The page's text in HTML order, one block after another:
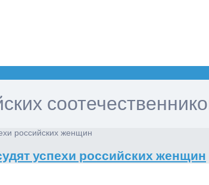
успехи российских женщин